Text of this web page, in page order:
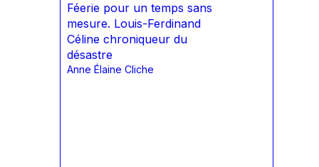
Féerie pour un temps sans
mesure. Louis-Ferdinand
Céline chroniqueur du
désastre
Anne Élaine Cliche